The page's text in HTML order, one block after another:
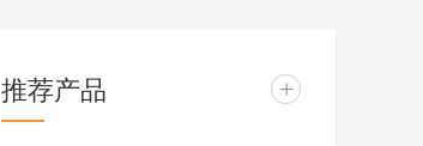
推荐产品 +